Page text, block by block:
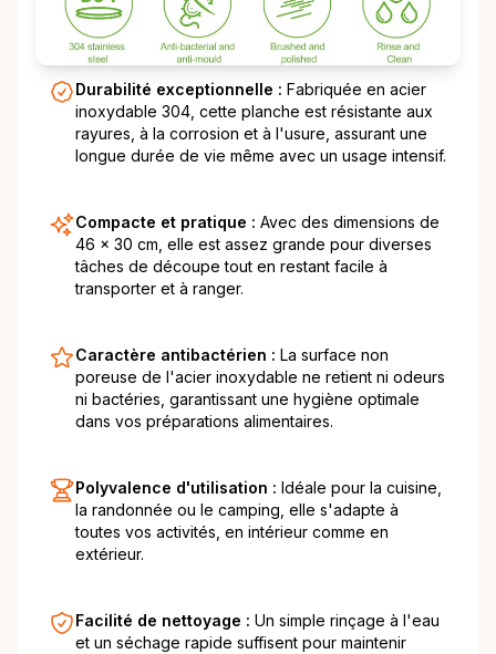
Durabilité exceptionnelle : Fabriquée en acier
inoxydable 304, cette planche est résistante aux
rayures, à la corrosion et à l'usure, assurant une
longue durée de vie même avec un usage intensif.
Compacte et pratique : Avec des dimensions de
46 x 30 cm, elle est assez grande pour diverses
tâches de découpe tout en restant facile à
transporter et à ranger.
Caractère antibactérien : La surface non
poreuse de l'acier inoxydable ne retient ni odeurs
ni bactéries, garantissant une hygiène optimale
dans vos préparations alimentaires.
Polyvalence d'utilisation : Idéale pour la cuisine,
la randonnée ou le camping, elle s'adapte à
toutes vos activités, en intérieur comme en
extérieur.
Facilité de nettoyage : Un simple rinçage à l'eau
et un séchage rapide suffisent pour maintenir